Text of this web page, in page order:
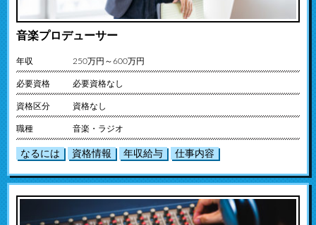
音楽プロデューサー
年収 250万円～600万円
必要資格 必要資格なし
資格区分 資格なし
職種 音楽・ラジオ
なるには 資格情報 年収給与 仕事内容